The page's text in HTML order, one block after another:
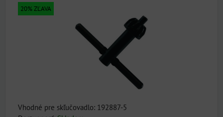
20% ZĽAVA
Vhodné pre skľučovadlo: 192887-5